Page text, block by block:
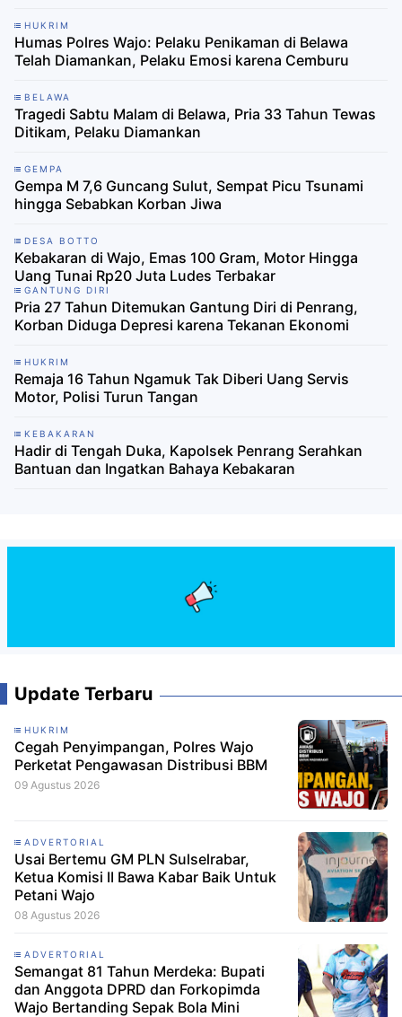
HUKRIM
Humas Polres Wajo: Pelaku Penikaman di Belawa
Telah Diamankan, Pelaku Emosi karena Cemburu
BELAWA
Tragedi Sabtu Malam di Belawa, Pria 33 Tahun Tewas
Ditikam, Pelaku Diamankan
GEMPA
Gempa M 7,6 Guncang Sulut, Sempat Picu Tsunami
hingga Sebabkan Korban Jiwa
DESA BOTTO
Kebakaran di Wajo, Emas 100 Gram, Motor Hingga
Uang Tunai Rp20 Juta Ludes Terbakar
GANTUNG DIRI
Pria 27 Tahun Ditemukan Gantung Diri di Penrang,
Korban Diduga Depresi karena Tekanan Ekonomi
HUKRIM
Remaja 16 Tahun Ngamuk Tak Diberi Uang Servis
Motor, Polisi Turun Tangan
KEBAKARAN
Hadir di Tengah Duka, Kapolsek Penrang Serahkan
Bantuan dan Ingatkan Bahaya Kebakaran
Update Terbaru
HUKRIM
Cegah Penyimpangan, Polres Wajo
Perketat Pengawasan Distribusi BBM
09 Agustus 2026
ADVERTORIAL
Usai Bertemu GM PLN Sulselrabar,
Ketua Komisi II Bawa Kabar Baik Untuk
Petani Wajo
08 Agustus 2026
ADVERTORIAL
Semangat 81 Tahun Merdeka: Bupati
dan Anggota DPRD dan Forkopimda
Wajo Bertanding Sepak Bola Mini